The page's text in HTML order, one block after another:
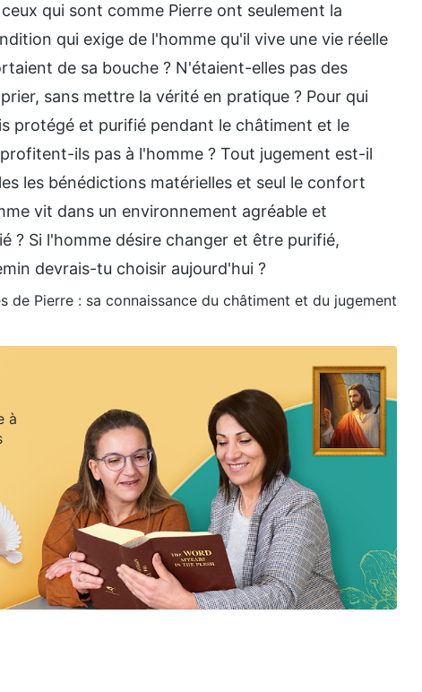
qui sont comme Pierre ont seulement la
qui exige de l'homme qu'il vive une vie réelle
de sa bouche ? N'étaient-elles pas des
sans mettre la vérité en pratique ? Pour qui
protégé et purifié pendant le châtiment et le
ils pas à l'homme ? Tout jugement est-il
les bénédictions matérielles et seul le confort
vit dans un environnement agréable et
? Si l'homme désire changer et être purifié,
devrais-tu choisir aujourd'hui ?
de Pierre : sa connaissance du châtiment et du jugement
à